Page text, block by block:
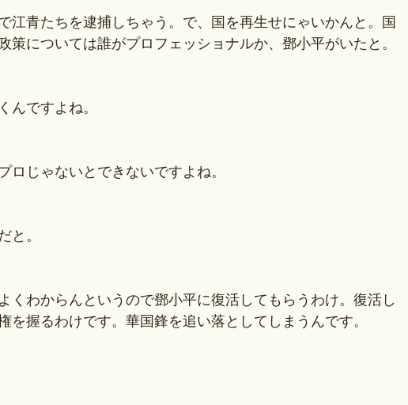
江青たちを逮捕しちゃう。で、国を再生せにゃいかんと。国
策については誰がプロフェッショナルか、鄧小平がいたと。
んですよね。
ロじゃないとできないですよね。
と。
くわからんというので鄧小平に復活してもらうわけ。復活し
を握るわけです。華国鋒を追い落としてしまうんです。